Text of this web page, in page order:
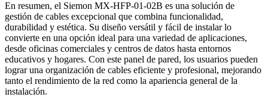
En resumen, el Siemon MX-HFP-01-02B es una solución de
gestión de cables excepcional que combina funcionalidad,
durabilidad y estética. Su diseño versátil y fácil de instalar lo
convierte en una opción ideal para una variedad de aplicaciones,
desde oficinas comerciales y centros de datos hasta entornos
educativos y hogares. Con este panel de pared, los usuarios pueden
lograr una organización de cables eficiente y profesional, mejorando
tanto el rendimiento de la red como la apariencia general de la
instalación.